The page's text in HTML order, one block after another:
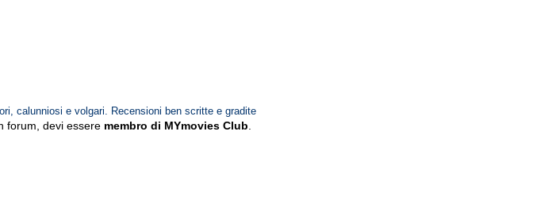
calunniosi e volgari. Recensioni ben scritte e gradite
forum, devi essere membro di MYmovies Club